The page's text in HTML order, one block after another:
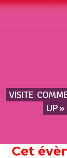
VISITE
UP »
Cet